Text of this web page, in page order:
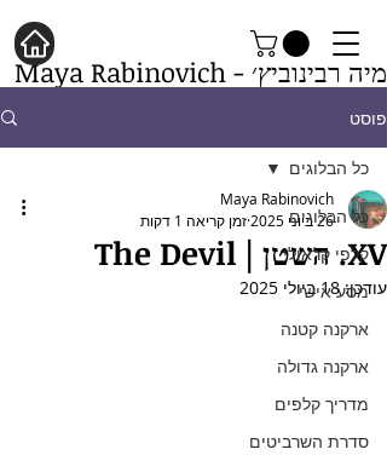
מיה רבינוביץ׳ - Maya Rabinovich
פוסט
כל הבלוגים
קלפי קראולי
מסע אישי
ארקנה קטנה
ארקנה גדולה
מדריך קלפים
סדרת השרביטים
כל הבלוגים
XV. השטן | The Devil
Maya Rabinovich
26 ביוני 2025
זמן קריאה 1 דקות
עודכן:18 ביולי 2025